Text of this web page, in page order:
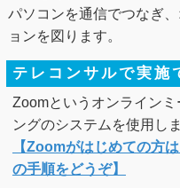
パソコンを通信でつなぎ
ョンを図ります。
テレコンサルで実施
Zoomというオンラインミ
ングのシステムを使用しま
【Zoomがはじめての方
の手順をどうぞ】